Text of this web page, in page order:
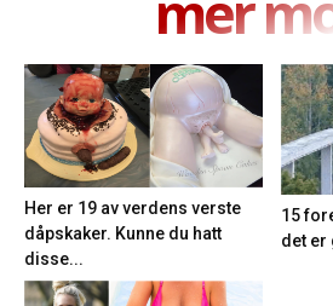
Her er 19 av verdens verste
dåpskaker. Kunne du hatt
disse...
15
det er